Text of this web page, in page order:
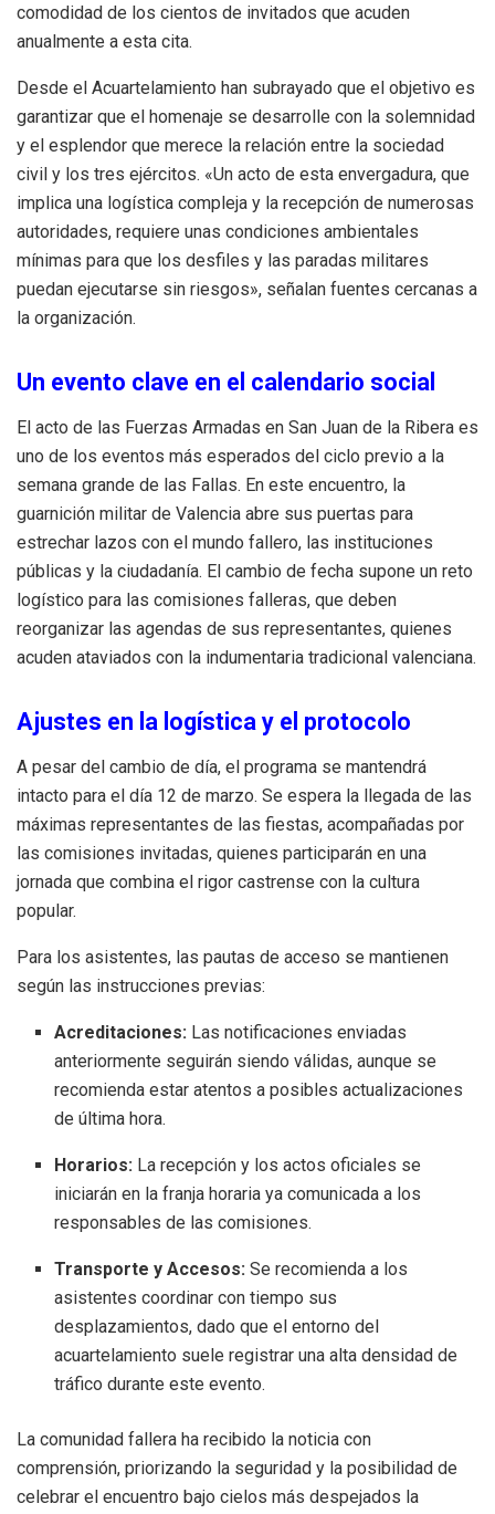
comodidad de los cientos de invitados que acuden
anualmente a esta cita.
Desde el Acuartelamiento han subrayado que el objetivo es
garantizar que el homenaje se desarrolle con la solemnidad
y el esplendor que merece la relación entre la sociedad
civil y los tres ejércitos. «Un acto de esta envergadura, que
implica una logística compleja y la recepción de numerosas
autoridades, requiere unas condiciones ambientales
mínimas para que los desfiles y las paradas militares
puedan ejecutarse sin riesgos», señalan fuentes cercanas a
la organización.
Un evento clave en el calendario social
El acto de las Fuerzas Armadas en San Juan de la Ribera es
uno de los eventos más esperados del ciclo previo a la
semana grande de las Fallas. En este encuentro, la
guarnición militar de Valencia abre sus puertas para
estrechar lazos con el mundo fallero, las instituciones
públicas y la ciudadanía. El cambio de fecha supone un reto
logístico para las comisiones falleras, que deben
reorganizar las agendas de sus representantes, quienes
acuden ataviados con la indumentaria tradicional valenciana.
Ajustes en la logística y el protocolo
A pesar del cambio de día, el programa se mantendrá
intacto para el día 12 de marzo. Se espera la llegada de las
máximas representantes de las fiestas, acompañadas por
las comisiones invitadas, quienes participarán en una
jornada que combina el rigor castrense con la cultura
popular.
Para los asistentes, las pautas de acceso se mantienen
según las instrucciones previas:
Acreditaciones: Las notificaciones enviadas
anteriormente seguirán siendo válidas, aunque se
recomienda estar atentos a posibles actualizaciones
de última hora.
Horarios: La recepción y los actos oficiales se
iniciarán en la franja horaria ya comunicada a los
responsables de las comisiones.
Transporte y Accesos: Se recomienda a los
asistentes coordinar con tiempo sus
desplazamientos, dado que el entorno del
acuartelamiento suele registrar una alta densidad de
tráfico durante este evento.
La comunidad fallera ha recibido la noticia con
comprensión, priorizando la seguridad y la posibilidad de
celebrar el encuentro bajo cielos más despejados la